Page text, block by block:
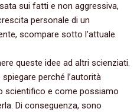
sui fatti e non aggressiva,‭
personale di un
‬scompare sotto l’attuale
queste idee ad altri scienziati.‭
perché l’autorità
scientifico e come possiamo
‬Di conseguenza,‭ ‬sono